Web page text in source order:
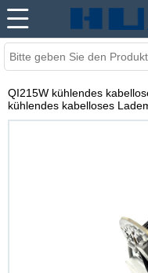
QI215W kühlendes
kühlendes kabelloses